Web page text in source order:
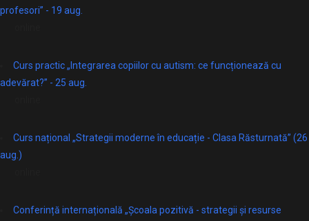
profesori” - 19 aug.
Curs practic „Integrarea copiilor cu autism: ce funcționează cu
adevărat?” - 25 aug.
Curs național „Strategii moderne în educație - Clasa Răsturnată” (26
aug.)
Conferință internațională „Școala pozitivă - strategii și resurse